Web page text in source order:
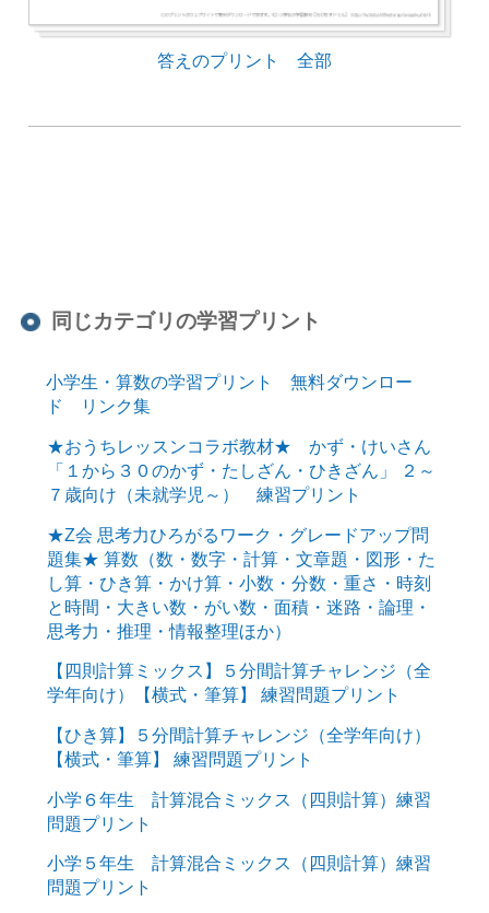
答えのプリント 全部
同じカテゴリの学習プリント
小学生・算数の学習プリント 無料ダウンロー
ド リンク集
★おうちレッスンコラボ教材★ かず・けいさん
「１から３０のかず・たしざん・ひきざん」 ２～
７歳向け（未就学児～） 練習プリント
★Z会 思考力ひろがるワーク・グレードアップ問
題集★ 算数（数・数字・計算・文章題・図形・た
し算・ひき算・かけ算・小数・分数・重さ・時刻
と時間・大きい数・がい数・面積・迷路・論理・
思考力・推理・情報整理ほか）
【四則計算ミックス】５分間計算チャレンジ（全
学年向け）【横式・筆算】 練習問題プリント
【ひき算】５分間計算チャレンジ（全学年向け）
【横式・筆算】 練習問題プリント
小学６年生 計算混合ミックス（四則計算）練習
問題プリント
小学５年生 計算混合ミックス（四則計算）練習
問題プリント